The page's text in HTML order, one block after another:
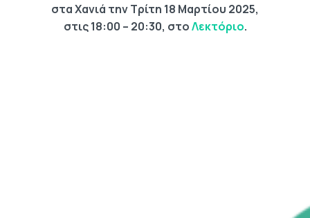
στα Χανιά την Τρίτη 18 Μαρτίου 2025,
στις 18:00 – 20:30, στοΛεκτόριο.